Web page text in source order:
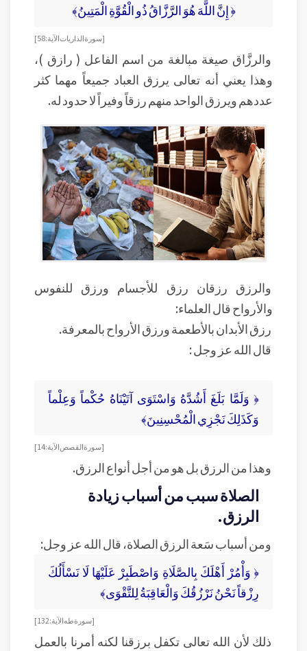
﴿ إِنَّ اللَّهَ هُوَ الرَّزَّاقُ ذُو الْقُوَّةِ الْمَتِينُ﴾
[سورة الذاريات الآية: 58]
والرزَّاق صيغة مبالغة من اسم الفاعل ( رازق )،
وهذا يعني أنه تعالى يرزق العباد جميعاً مهما كثر
عددهم ويرزق الواحد منهم رزقاً وفيراً لا حدود له.
والرزق رزقان رزق للأجسام ورزق للنفوس
والأرواح قال العلماء:
رزق الأبدان بالأطعمة ورزق الأرواح بالمعرفة.
قال الله عز وجل :
﴿ وَلَمَّا بَلَغَ أَشُدَّهُ وَاسْتَوَى آتَيْنَاهُ حُكْماً وَعِلْماً
وَكَذَلِكَ نَجْزِي الْمُحْسِنِينَ﴾
[ سورة القصص الآية: 14]
وهذا من الرزق بل هو من أجل أنواع الرزق.
الصلاة سبب من أسباب زيادة
الرزق.
ومن أسباب سَعة الرزق الصلاة، قال الله عز وجل:
﴿ وَأْمُرْ أَهْلَكَ بِالصَّلَاةِ وَاصْطَبِرْ عَلَيْهَا لَا نَسْأَلُكَ
رِزْقاً نَحْنُ نَرْزُقُكَ وَالْعَاقِبَةُ لِلتَّقْوَى﴾
[سورة طه الآية: 132]
ذلك لأن الله تعالى تكفل برزقنا لكنه أمرنا بالعمل